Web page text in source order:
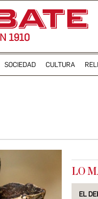
1910
SOCIEDAD CULTURA
LO
EL